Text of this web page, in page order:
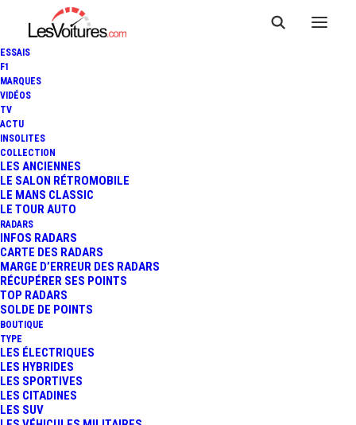
ESSAIS
F1
MARQUES
VIDÉOS
TV
ACTU
INSOLITES
COLLECTION
LES ANCIENNES
LE SALON RÉTROMOBILE
LE MANS CLASSIC
LE TOUR AUTO
RADARS
INFOS RADARS
CARTE DES RADARS
MARGE D’ERREUR DES RADARS
RÉCUPÉRER SES POINTS
TOP RADARS
SOLDE DE POINTS
BOUTIQUE
TYPE
LES ÉLECTRIQUES
LES HYBRIDES
LES SPORTIVES
LES CITADINES
LES SUV
Louvetot
CetteAire de covoiturage
àLouvetot
(Normandie), est un lieu pratique et accessible pour
faciliter vos déplacements partagés. Positionnée
proximité de
stratégique
Avec ses27 places de stationnement
spécialement aménagée pour accueillir les covoitureurs
dans des bonnes conditions. Que vous soyez conducteur